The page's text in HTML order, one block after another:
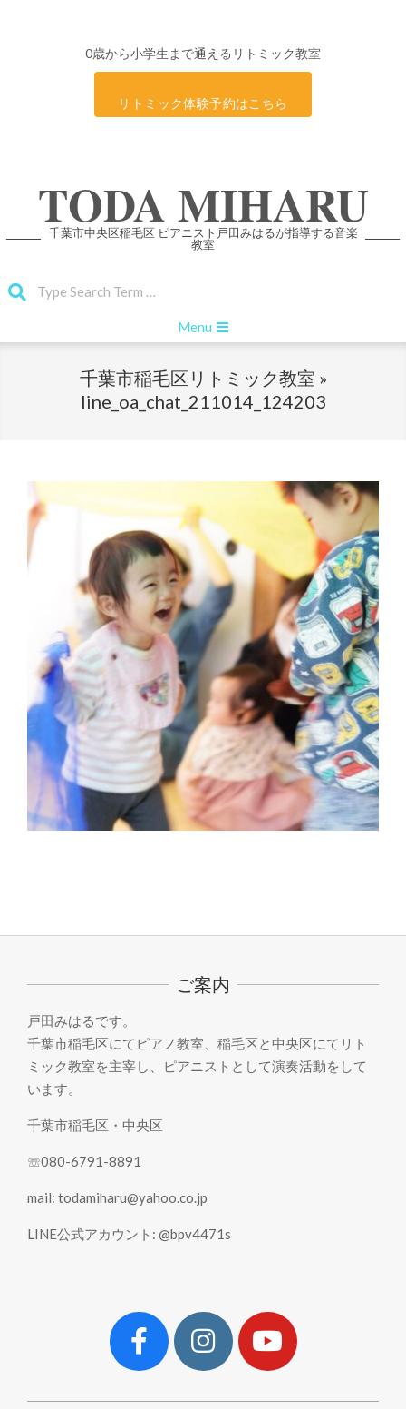
0歳から小学生まで通えるリトミック教室
リトミック体験予約はこちら
TODA MIHARU
千葉市中央区稲毛区 ピアニスト戸田みはるが指導する音楽
教室
Navigation
Menu
千葉市稲毛区リトミック教室 »
line_oa_chat_211014_124203
05-
ご案内
戸田みはるです。
千葉市稲毛区にてピアノ教室、稲毛区と中央区にてリト
ミック教室を主宰し、ピアニストとして演奏活動をして
います。
千葉市稲毛区・中央区
☏080-6791-8891
mail: todamiharu@yahoo.co.jp
LINE公式アカウント: @bpv4471s